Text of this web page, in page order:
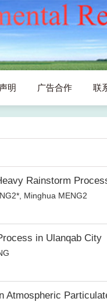
明 广告合作 联
Rainstorm
Minghua MENG2
in Ulanqab City
Atmospheric